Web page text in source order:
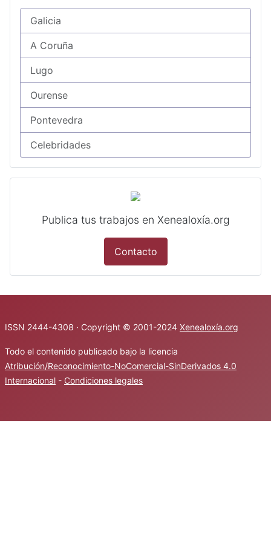
Galicia
A Coruña
Lugo
Ourense
Pontevedra
Celebridades
Publica tus trabajos en Xenealoxía.org
Contacto
ISSN 2444-4308 · Copyright © 2001-2024 Xenealoxía.org
Todo el contenido publicado bajo la licencia
Atribución/Reconocimiento-NoComercial-SinDerivados 4.0
Internacional - Condiciones legales